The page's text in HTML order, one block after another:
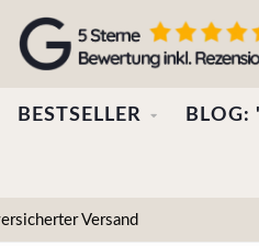
BESTSELLER
Versand